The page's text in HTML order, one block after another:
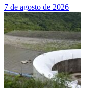
7 de agosto de 2026